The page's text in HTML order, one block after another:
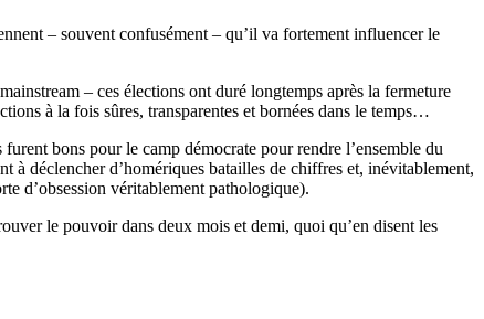
– souvent confusément – qu’il va fortement influencer le
– ces élections ont duré longtemps après la fermeture
à la fois sûres, transparentes et bornées dans le temps…
bons pour le camp démocrate pour rendre l’ensemble du
à déclencher d’homériques batailles de chiffres et, inévitablement,
d’obsession véritablement pathologique).
le pouvoir dans deux mois et demi, quoi qu’en disent les